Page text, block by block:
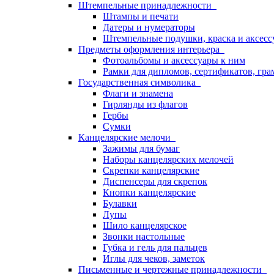
Штемпельные принадлежности
Штампы и печати
Датеры и нумераторы
Штемпельные подушки, краска и
Предметы оформления интерьера
Фотоальбомы и аксессуары к ним
Рамки для дипломов, сертификатов,
Государственная символика
Флаги и знамена
Гирлянды из флагов
Гербы
Сумки
Канцелярские мелочи
Зажимы для бумаг
Наборы канцелярских мелочей
Скрепки канцелярские
Диспенсеры для скрепок
Кнопки канцелярские
Булавки
Лупы
Шило канцелярское
Звонки настольные
Губка и гель для пальцев
Иглы для чеков, заметок
Письменные и чертежные принадлежности